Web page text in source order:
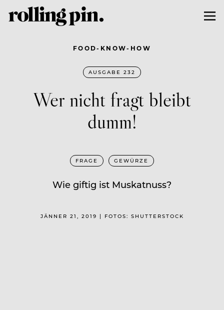
FOOD-KNOW-HOW
AUSGABE 232
Wer nicht fragt bleibt
dumm!
FRAGE GEWÜRZE
Wie giftig ist Muskatnuss?
JÄNNER 21, 2019 | FOTOS: SHUTTERSTOCK